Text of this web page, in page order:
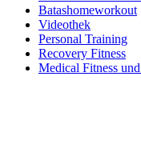
Batashomeworkout
Videothek
Personal Training
Recovery Fitness
Medical Fitness